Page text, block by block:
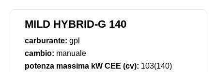
MILD HYBRID-G 140
carburante: gpl
cambio: manuale
potenza massima kW CEE (cv): 103(140)